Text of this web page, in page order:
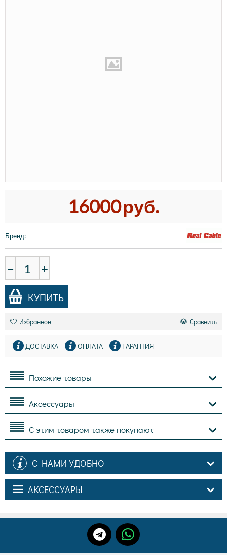
16000руб.
Бренд:
− +
КУПИТЬ
Избранное Сравнить
ДОСТАВКА ОПЛАТА ГАРАНТИЯ
Похожие товары
Аксессуары
С этим товаром также покупают
С НАМИ УДОБНО
АКСЕССУАРЫ